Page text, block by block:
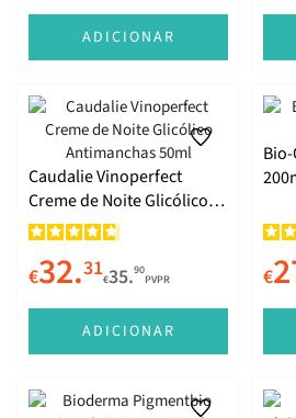
ADICIONAR
Caudalie Vinoperfect
Creme de Noite Glicólico
Antimanchas 50ml
€32.31€35.90
PVPR
ADICIONAR
€